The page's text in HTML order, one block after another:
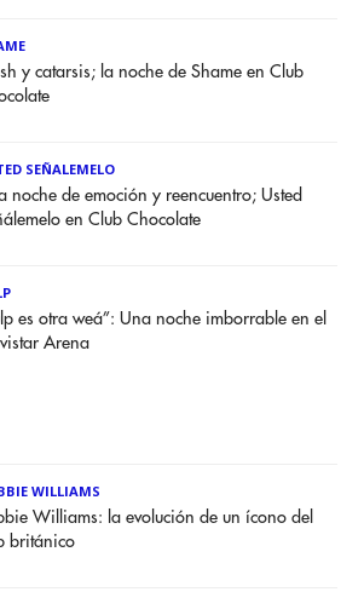
y catarsis; la noche de Shame en Club
SEÑALEMELO
noche de emoción y reencuentro; Usted
en Club Chocolate
es otra weá”: Una noche imborrable en el
Arena
WILLIAMS
Williams: la evolución de un ícono del
británico